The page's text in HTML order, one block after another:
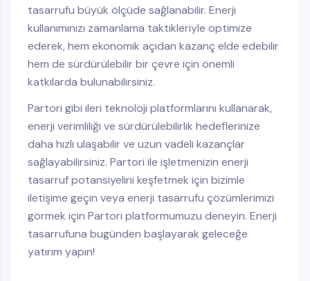
tasarrufu büyük ölçüde sağlanabilir. Enerji
kullanımınızı zamanlama taktikleriyle optimize
ederek, hem ekonomik açıdan kazanç elde edebilir
hem de sürdürülebilir bir çevre için önemli
katkılarda bulunabilirsiniz.
Partori gibi ileri teknoloji platformlarını kullanarak,
enerji verimliliği ve sürdürülebilirlik hedeflerinize
daha hızlı ulaşabilir ve uzun vadeli kazançlar
sağlayabilirsiniz. Partori ile işletmenizin enerji
tasarruf potansiyelini keşfetmek için bizimle
iletişime geçin veya enerji tasarrufu çözümlerimizi
görmek için Partori platformumuzu deneyin. Enerji
tasarrufuna bugünden başlayarak geleceğe
yatırım yapın!